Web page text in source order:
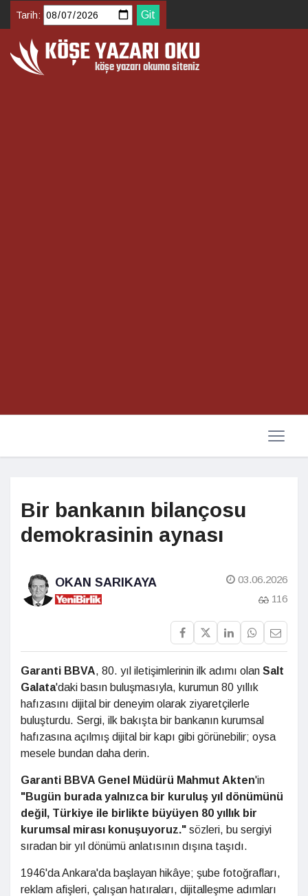
Tarih:
Bir bankanın bilançosu
demokrasinin aynası
OKAN SARIKAYA
03.06.2026
116
Garanti BBVA, 80. yıl iletişimlerinin ilk adımı olan Salt
Galata'daki basın buluşmasıyla, kurumun 80 yıllık
hafızasını dijital bir deneyim olarak ziyaretçilerle
buluşturdu. Sergi, ilk bakışta bir bankanın kurumsal
hafızasına açılmış dijital bir kapı gibi görünebilir; oysa
mesele bundan daha derin.
Garanti BBVA Genel Müdürü Mahmut Akten'in
"Bugün burada yalnızca bir kuruluş yıl dönümünü
değil, Türkiye ile birlikte büyüyen 80 yıllık bir
kurumsal mirası konuşuyoruz." sözleri, bu sergiyi
sıradan bir yıl dönümü anlatısının dışına taşıdı.
1946'da Ankara'da başlayan hikâye; şube fotoğrafları,
reklam afişleri, çalışan hatıraları, dijitalleşme adımları